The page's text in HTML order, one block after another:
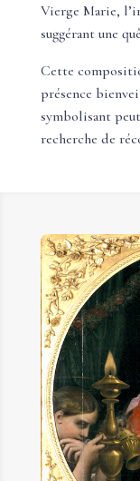
Vierge Marie,
suggérant une
Cette
présence
symbolisant
recherche de